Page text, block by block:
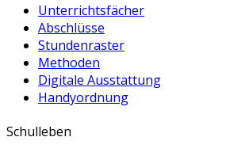
Unterrichtsfächer
Abschlüsse
Stundenraster
Methoden
Digitale Ausstattung
Handyordnung
Schulleben